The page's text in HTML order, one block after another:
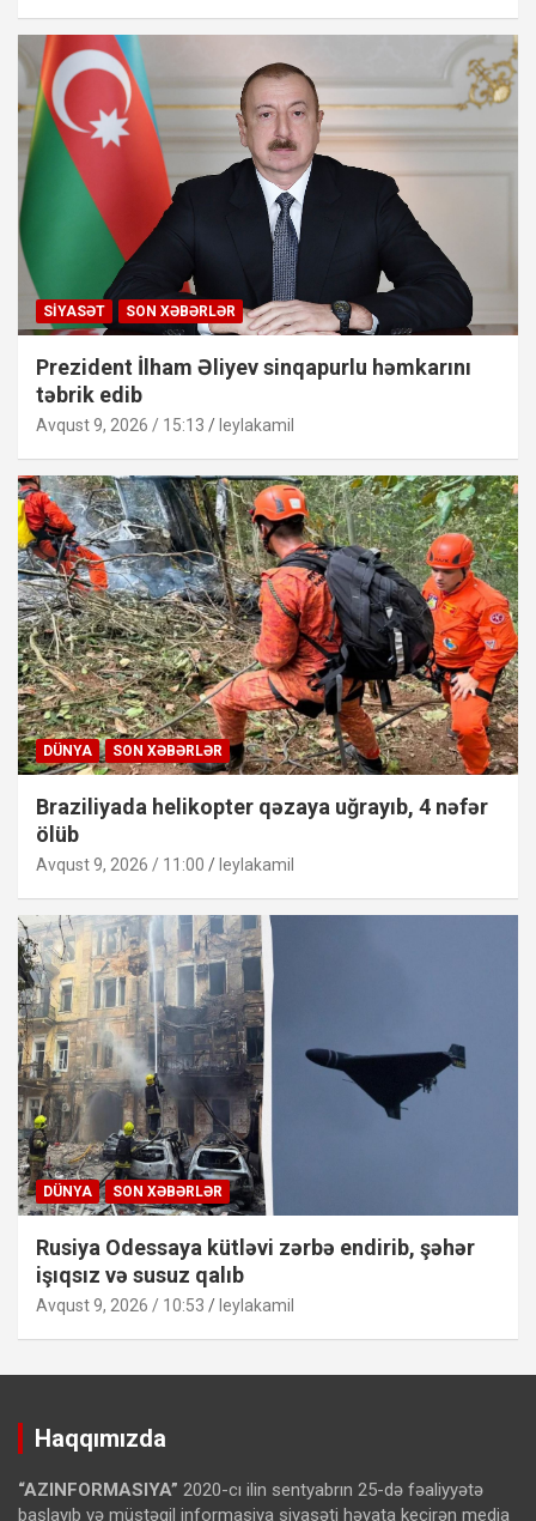
SIYASƏT SON XƏBƏRLƏR
Prezident İlham Əliyev sinqapurlu həmkarını
təbrik edib
Avqust 9, 2026 / 15:13 leylakamil
DÜNYA SON XƏBƏRLƏR
Braziliyada helikopter qəzaya uğrayıb, 4 nəfər
ölüb
Avqust 9, 2026 / 11:00 leylakamil
DÜNYA SON XƏBƏRLƏR
Rusiya Odessaya kütləvi zərbə endirib, şəhər
işıqsız və susuz qalıb
Avqust 9, 2026 / 10:53 leylakamil
Haqqımızda
“AZINFORMASIYA” 2020-cı ilin sentyabrın 25-də fəaliyyətə
başlayıb və müstəqil informasiya siyasəti həyata keçirən media